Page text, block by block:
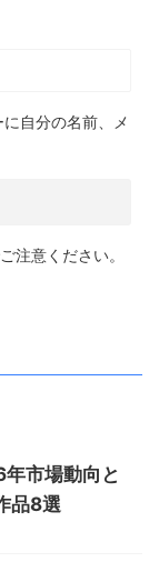
自分の名前、メ
注意ください。
市場動向と
品8選